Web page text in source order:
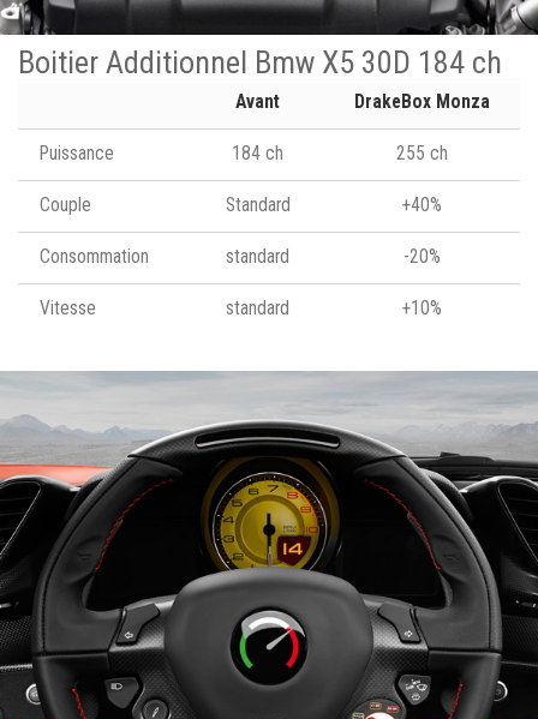
Boitier Additionnel Bmw X5 30D 184 ch
Avant DrakeBox Monza
Puissance 184 ch 255 ch
Couple Standard +40%
Consommation standard -20%
Vitesse standard +10%